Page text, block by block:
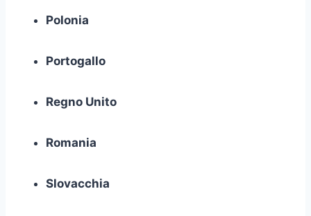
Polonia
Portogallo
Regno Unito
Romania
Slovacchia